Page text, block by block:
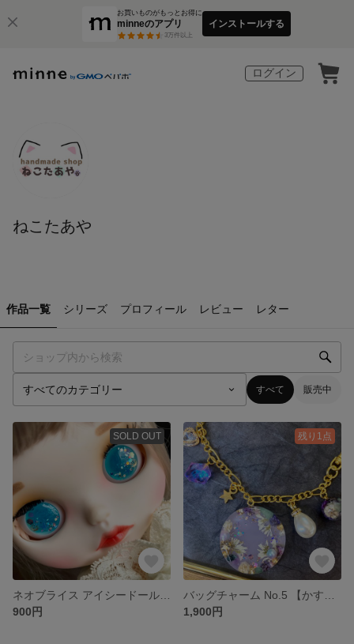
お買いものがもっとお得に
minneのアプリ
3万件以上
インストールする
ログイン
ねこたあや
作品一覧 シリーズ プロフィール レビュー レター
すべて 販売中
SOLD OUT
900円
残り1点
1,900円